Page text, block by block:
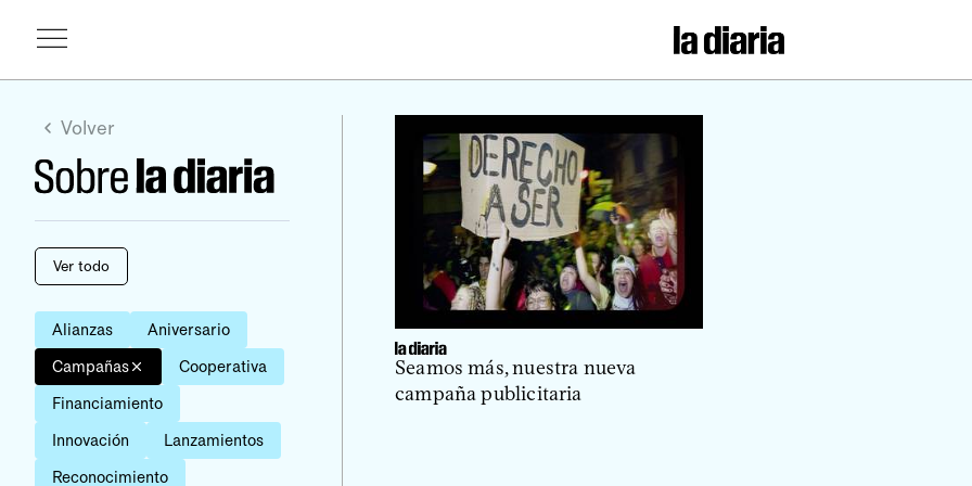
Volver
Ver todo
Alianzas
Aniversario
Campañas
Cooperativa
Financiamiento
Innovación
Lanzamientos
Reconocimiento
Seamos más, nuestra nueva
campaña publicitaria